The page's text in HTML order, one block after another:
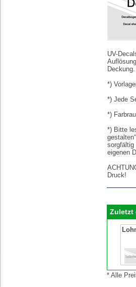
UV-
*)
*) Jede
*)
*) Bitte
sorgfältig
eigenen
Druck!
Zuletzt
* Alle